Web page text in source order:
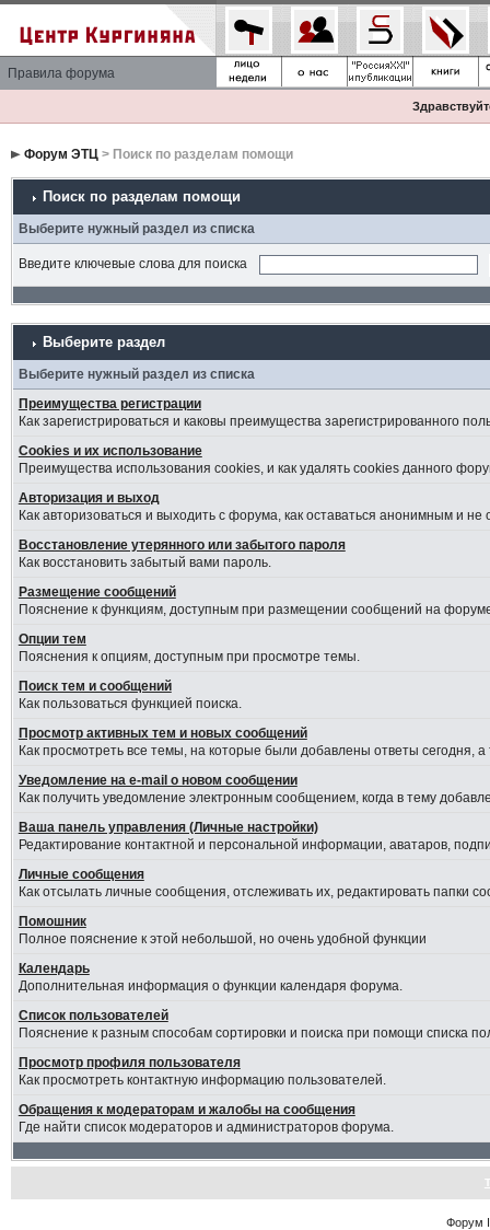
Правила форума
Форум ЭТЦ> Поиск по разделам помощи
Поиск по разделам помощи
Выберите нужный раздел из списка
Введите ключевые слова для поиска
Выберите раздел
Выберите нужный раздел из списка
Преимущества регистрации
Как зарегистрироваться и каковы преимущества зарегистрированного
Cookies и их использование
Преимущества использования cookies, и как удалять cookies данного
Авторизация и выход
Как авторизоваться и выходить с форума, как оставаться анонимным и
Восстановление утерянного или забытого пароля
Как восстановить забытый вами пароль.
Размещение сообщений
Пояснение к функциям, доступным при размещении сообщений на
Опции тем
Пояснения к опциям, доступным при просмотре темы.
Поиск тем и сообщений
Как пользоваться функцией поиска.
Просмотр активных тем и новых сообщений
Как просмотреть все темы, на которые были добавлены ответы сегодня,
Уведомление на е-mail о новом сообщении
Как получить уведомление электронным сообщением, когда в тему
Ваша панель управления (Личные настройки)
Редактирование контактной и персональной информации, аватаров,
Личные сообщения
Как отсылать личные сообщения, отслеживать их, редактировать папки
Помошник
Полное пояснение к этой небольшой, но очень удобной функции
Календарь
Дополнительная информация о функции календаря форума.
Список пользователей
Пояснение к разным способам сортировки и поиска при помощи списка
Просмотр профиля пользователя
Как просмотреть контактную информацию пользователей.
Обращения к модераторам и жалобы на сообщения
Где найти список модераторов и администраторов форума.
Форум